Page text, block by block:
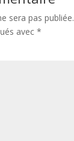
sera pas publiée.
avec *